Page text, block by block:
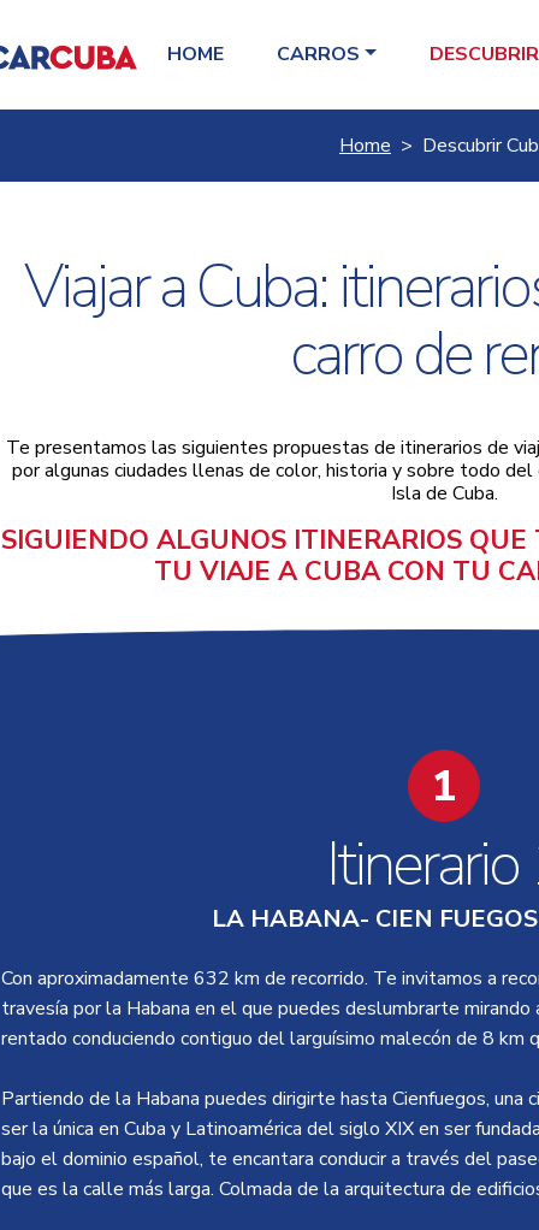
HOME CARROS
Home Descubrir
Viajar a Cuba:
carro de
Te presentamos las siguientes propuestas de itinerarios de
por algunas ciudades llenas de color, historia y sobre todo
Isla de Cuba.
SIGUIENDO ALGUNOS ITINERARIOS
TU VIAJE A CUBA CON TU
1
Itinerario
LA HABANA- CIEN
Con aproximadamente 632 km de recorrido. Te invitamos a
travesía por la Habana en el que puedes deslumbrarte
rentado conduciendo contiguo del larguísimo malecón de 8 km
Partiendo de la Habana puedes dirigirte hasta Cienfuegos, una
ser la única en Cuba y Latinoamérica del siglo XIX en ser
bajo el dominio español, te encantara conducir a través del
que es la calle más larga. Colmada de la arquitectura de